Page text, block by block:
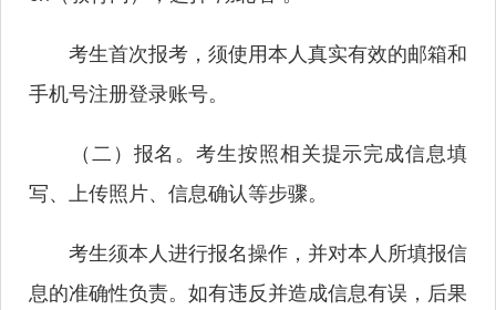
考生首次报考，须使用本人真实有效的邮箱和
手机号注册登录账号。
（二）报名。考生按照相关提示完成信息填
写、上传照片、信息确认等步骤。
考生须本人进行报名操作，并对本人所填报信
息的准确性负责。如有违反并造成信息有误，后果